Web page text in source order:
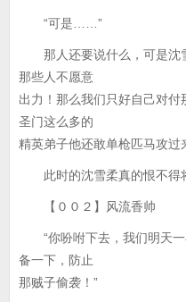
“可是……”
那人还要说什么，可是沈
那些人不愿意
出力！那么我们只好自己对
圣门这么多的
精英弟子他还敢单枪匹马攻过
此时的沈雪柔真的恨不得
【００２】风流香帅
“你吩咐下去，我们明天一
备一下，防止
那贼子偷袭！”